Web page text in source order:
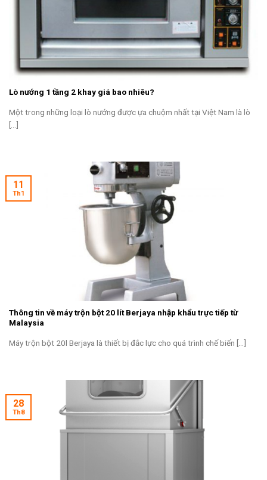
Lò nướng 1 tầng 2 khay giá bao nhiêu?
Một trong những loại lò nướng được ựa chuộm nhất tại Việt Nam là lò
[...]
Thông tin về máy trộn bột 20 lít Berjaya nhập khẩu trực tiếp từ
Malaysia
Máy trộn bột 20l Berjaya là thiết bị đắc lực cho quá trình chế biến [...]
11
Th1
28
Th8